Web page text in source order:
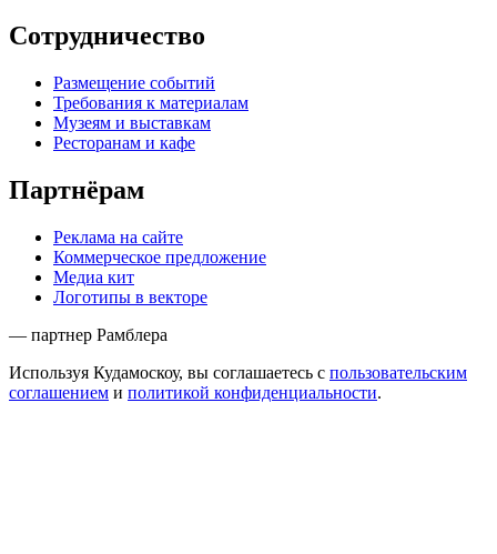
Сотрудничество
Размещение событий
Требования к материалам
Музеям и выставкам
Ресторанам и кафе
Партнёрам
Реклама на сайте
Коммерческое предложение
Медиа кит
Логотипы в векторе
— партнер Рамблера
Используя Кудамоскоу, вы соглашаетесь с пользовательским
соглашением и политикой конфиденциальности.